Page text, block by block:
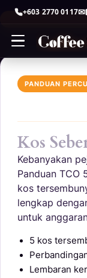
+603 2770 0117
Skip
to
PANDUAN
Kos
Kebanyakan
Panduan TCO
kos
lengkap
untuk
5 kos
Lembaran